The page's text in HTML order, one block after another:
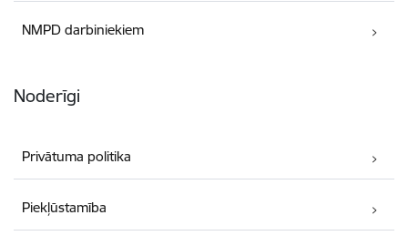
NMPD darbiniekiem
Noderīgi
Privātuma politika
Piekļūstamība